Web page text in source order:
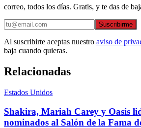
correo, todos los días. Gratis, y te das de
Suscribirme
Al suscribirte aceptas nuestro aviso de
baja cuando quieras.
Relacionadas
Estados Unidos
Shakira, Mariah Carey y Oasis
nominados al Salón de la Fama